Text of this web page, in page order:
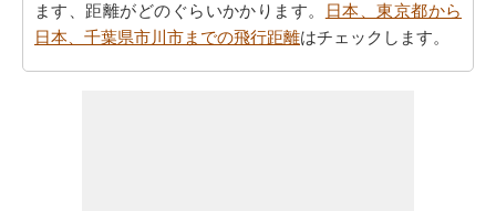
ます、距離がどのぐらいかかります。
日本、東京都から
日本、千葉県市川市までの飛行距離はチェックします。